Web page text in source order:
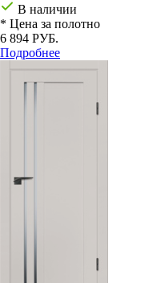
В наличии
* Цена за полотно
6 894 РУБ.
Подробнее